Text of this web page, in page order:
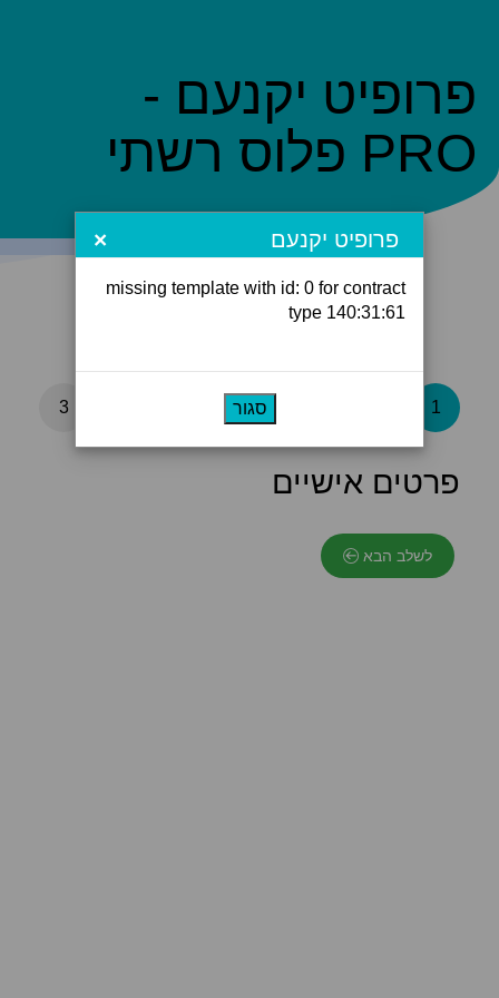
פרופיט יקנעם -
PRO פלוס רשתי
1
2
3
פרטים אישיים
לשלב הבא
× פרופיט יקנעם
missing template with id: 0 for contract
type 140:31:61
סגור